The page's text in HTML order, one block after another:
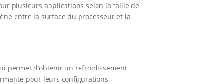
plusieurs applications selon la taille de
entre la surface du processeur et la
permet d’obtenir un refroidissement
pour leurs configurations